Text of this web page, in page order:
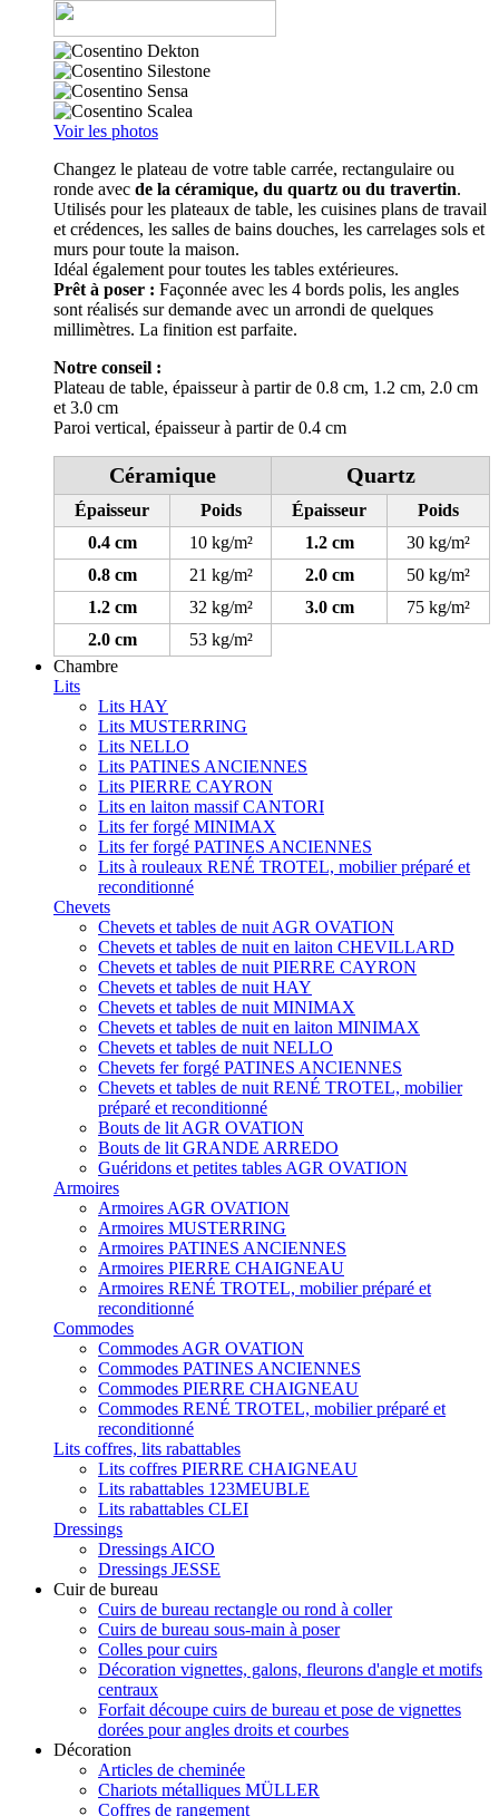
Voir les photos
Changez le plateau de votre table carrée, rectangulaire ou
ronde avec de la céramique, du quartz ou du travertin.
Utilisés pour les plateaux de table, les cuisines plans de travail
et crédences, les salles de bains douches, les carrelages sols et
murs pour toute la maison.
Idéal également pour toutes les tables extérieures.
Prêt à poser : Façonnée avec les 4 bords polis, les angles
sont réalisés sur demande avec un arrondi de quelques
millimètres. La finition est parfaite.
Notre conseil :
Plateau de table, épaisseur à partir de 0.8 cm, 1.2 cm, 2.0 cm
et 3.0 cm
Paroi vertical, épaisseur à partir de 0.4 cm
Céramique Quartz
Épaisseur Poids Épaisseur
Poids
0.4 cm
10 kg/m² 1.2 cm
30 kg/m²
0.8 cm
21 kg/m² 2.0 cm
50 kg/m²
1.2 cm
32 kg/m² 3.0 cm
75 kg/m²
2.0 cm
53 kg/m²
Chambre
Lits
Lits HAY
Lits MUSTERRING
Lits NELLO
Lits PATINES ANCIENNES
Lits PIERRE CAYRON
Lits en laiton massif CANTORI
Lits fer forgé MINIMAX
Lits fer forgé PATINES ANCIENNES
Lits à rouleaux RENÉ TROTEL, mobilier préparé et
reconditionné
Chevets
Chevets et tables de nuit AGR OVATION
Chevets et tables de nuit en laiton CHEVILLARD
Chevets et tables de nuit PIERRE CAYRON
Chevets et tables de nuit HAY
Chevets et tables de nuit MINIMAX
Chevets et tables de nuit en laiton MINIMAX
Chevets et tables de nuit NELLO
Chevets fer forgé PATINES ANCIENNES
Chevets et tables de nuit RENÉ TROTEL, mobilier
préparé et reconditionné
Bouts de lit AGR OVATION
Bouts de lit GRANDE ARREDO
Guéridons et petites tables AGR OVATION
Armoires
Armoires AGR OVATION
Armoires MUSTERRING
Armoires PATINES ANCIENNES
Armoires PIERRE CHAIGNEAU
Armoires RENÉ TROTEL, mobilier préparé et
reconditionné
Commodes
Commodes AGR OVATION
Commodes PATINES ANCIENNES
Commodes PIERRE CHAIGNEAU
Commodes RENÉ TROTEL, mobilier préparé et
reconditionné
Lits coffres, lits rabattables
Lits coffres PIERRE CHAIGNEAU
Lits rabattables 123MEUBLE
Lits rabattables CLEI
Dressings
Dressings AICO
Dressings JESSE
Cuir de bureau
Cuirs de bureau rectangle ou rond à coller
Cuirs de bureau sous-main à poser
Colles pour cuirs
Décoration vignettes, galons, fleurons d'angle et motifs
centraux
Forfait découpe cuirs de bureau et pose de vignettes
dorées pour angles droits et courbes
Décoration
Articles de cheminée
Chariots métalliques MÜLLER
Coffres de rangement